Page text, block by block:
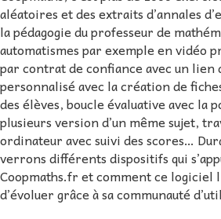
aléatoires et des extraits d’annales
la pédagogie du professeur de
automatismes par exemple en vidéo
par contrat de confiance avec un
personnalisé avec la création de
des élèves, boucle évaluative avec la
plusieurs version d’un même sujet,
ordinateur avec suivi des scores…
verrons différents dispositifs qui
Coopmaths.fr et comment ce logiciel
d’évoluer grâce à sa communauté